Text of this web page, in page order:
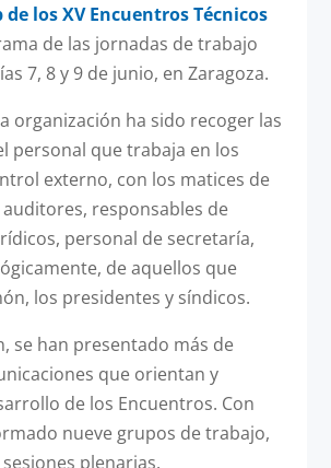
de los XV Encuentros Técnicos
de las jornadas de trabajo
7, 8 y 9 de junio, en Zaragoza.
organización ha sido recoger las
personal que trabaja en los
externo, con los matices de
responsables de
personal de secretaría,
de aquellos que
los presidentes y síndicos.
se han presentado más de
que orientan y
de los Encuentros. Con
nueve grupos de trabajo,
plenarias.